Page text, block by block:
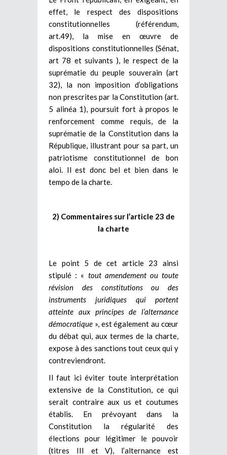
effet, le respect des dispositions
constitutionnelles (référendum,
art.49), la mise en œuvre de
dispositions constitutionnelles (Sénat,
art 78 et suivants ), le respect de la
suprématie du peuple souverain (art
32), la non imposition d’obligations
non prescrites par la Constitution (art.
5 alinéa 1), poursuit fort à propos le
renforcement comme requis, de la
suprématie de la Constitution dans la
République, illustrant pour sa part, un
patriotisme constitutionnel de bon
aloi. Il est donc bel et bien dans le
tempo de la charte.
2) Commentaires sur l’article 23 de
la charte
Le point 5 de cet article 23 ainsi
stipulé : « tout amendement ou toute
révision des constitutions ou des
instruments juridiques qui portent
atteinte aux principes de l’alternance
démocratique », est également au cœur
du débat qui, aux termes de la charte,
expose à des sanctions tout ceux qui y
contreviendront.
Il faut ici éviter toute interprétation
extensive de la Constitution, ce qui
serait contraire aux us et coutumes
établis. En prévoyant dans la
Constitution la régularité des
élections pour légitimer le pouvoir
(titres III et V), l’alternance est